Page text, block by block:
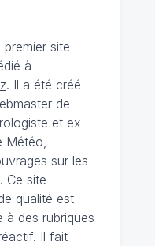
premier site
à
. Il a été créé
de
et ex-
Météo,
sur les
Ce site
qualité est
à des rubriques
Il fait